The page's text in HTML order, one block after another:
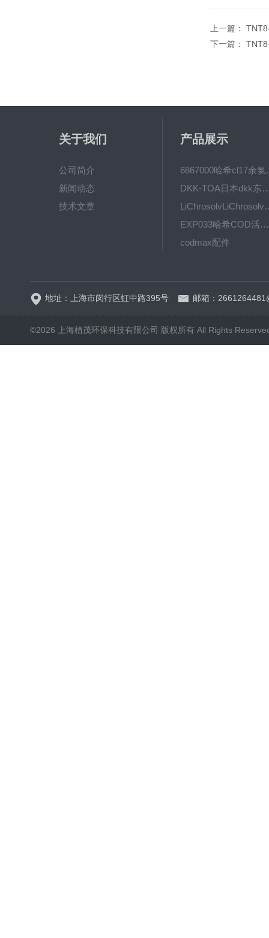
上一篇：
下一篇：
关于我们
公司简介
新闻动态
技术文章
产品展示
6867000
DKK-TOA日本dkk东亚电
EXP033哈希COD活塞泵价格 EXP033
codmax配件
地址：上海市闵行区虹中路395号 邮箱：
©2026 上海植茂环保科技有限公司 版权所有 All Rights